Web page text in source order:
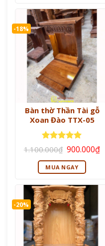
-18%
Bàn thờ Thần Tài gỗ
Xoan Đào TTX-05
Được xếp
hạng5
5
sao
1.100.000₫ Giá
gốc
là:
1.100.000₫.
900.000₫
MUA NGAY
-20%